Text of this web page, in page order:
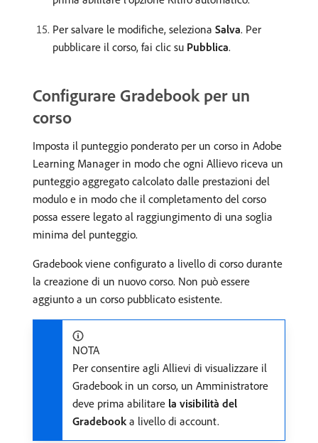
Per salvare le modifiche, seleziona Salva. Per
pubblicare il corso, fai clic su Pubblica.
Configurare Gradebook per un
corso
Imposta il punteggio ponderato per un corso in Adobe
Learning Manager in modo che ogni Allievo riceva un
punteggio aggregato calcolato dalle prestazioni del
modulo e in modo che il completamento del corso
possa essere legato al raggiungimento di una soglia
minima del punteggio.
Gradebook viene configurato a livello di corso durante
la creazione di un nuovo corso. Non può essere
aggiunto a un corso pubblicato esistente.
NOTA
Per consentire agli Allievi di visualizzare il
Gradebook in un corso, un Amministratore
deve prima abilitare la visibilità del
Gradebooka livello di account.